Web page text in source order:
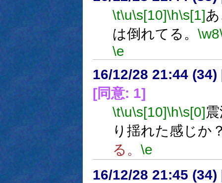
\t\u\s[10]\h\s[1]
は倒れてる。 \w8
\e
16/12/28 21:44 (34)
[同意: 1]
\t\u\s[10]\h\s[0]
り揺れた感じか
る。 \e
16/12/28 21:45 (34)